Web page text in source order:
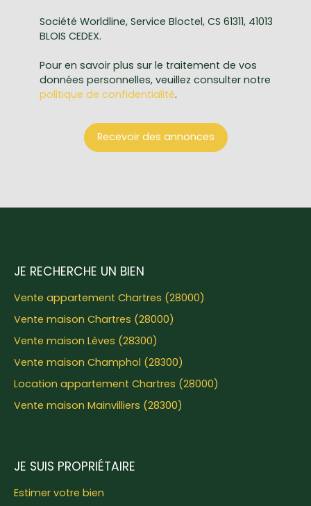
Société Worldline, Service Bloctel, CS 61311, 41013
BLOIS CEDEX.
Pour en savoir plus sur le traitement de vos
données personnelles, veuillez consulter notre
politique de confidentialité.
Recevoir des annonces
JE RECHERCHE UN BIEN
Vente appartement Chartres (28000)
Vente maison Chartres (28000)
Vente maison Lèves (28300)
Vente maison Champhol (28300)
Location appartement Chartres (28000)
Vente maison Mainvilliers (28300)
JE SUIS PROPRIÉTAIRE
Estimer votre bien